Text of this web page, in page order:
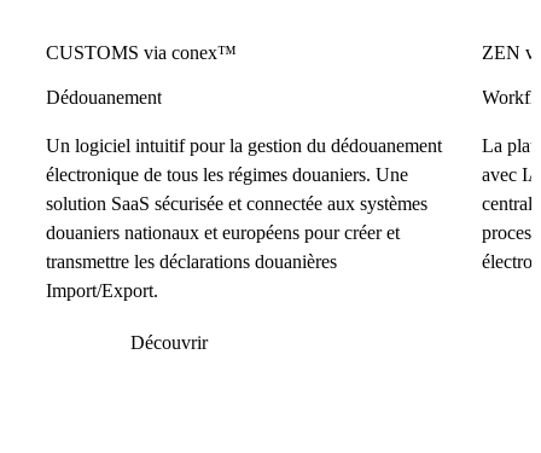
CUSTOMS via conex™
Dédouanement
Un logiciel intuitif pour la gestion du dédouanement
électronique de tous les régimes douaniers. Une
solution SaaS sécurisée et connectée aux systèmes
douaniers nationaux et européens pour créer et
transmettre les déclarations douanières
Import/Export.
Découvrir
ZEN
La
avec